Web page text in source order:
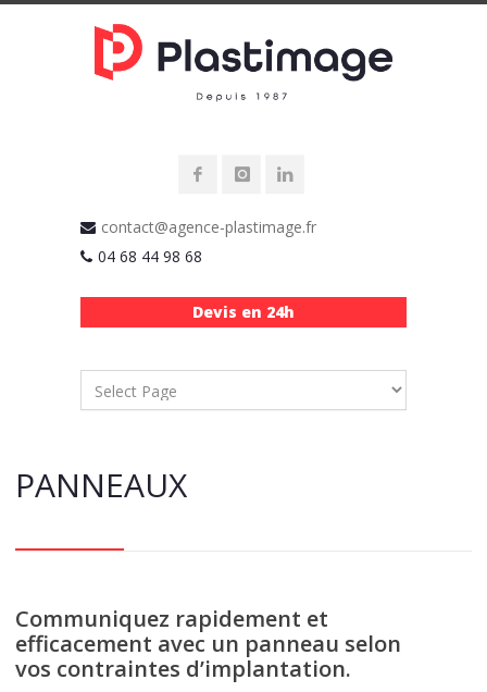
contact@agence-plastimage.fr
04 68 44 98 68
Devis en 24h
PANNEAUX
Communiquez rapidement et
efficacement avec un panneau selon
vos contraintes d’implantation.